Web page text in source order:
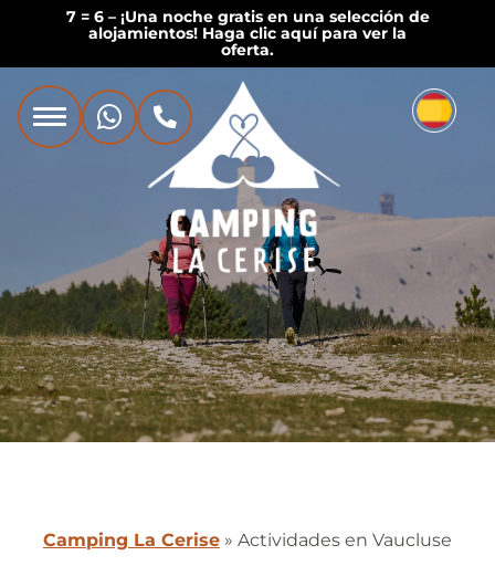
7 = 6 – ¡Una noche gratis en una selección de
alojamientos! Haga clic aquí para ver la
oferta.
Camping La Cerise » Actividades en Vaucluse